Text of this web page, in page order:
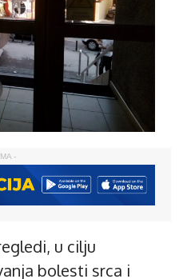
-
u cilju
bolesti srca i